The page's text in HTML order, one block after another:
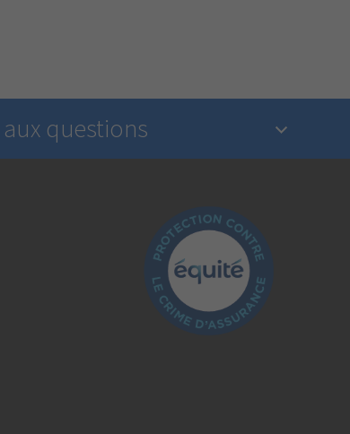
aux questions
de l’assurance est-elle réglementée?